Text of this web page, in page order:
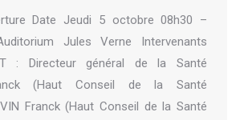
Date Jeudi 5 octobre 08h30 –
Jules Verne Intervenants
: Directeur général de la Santé
(Haut Conseil de la Santé
Franck (Haut Conseil de la Santé